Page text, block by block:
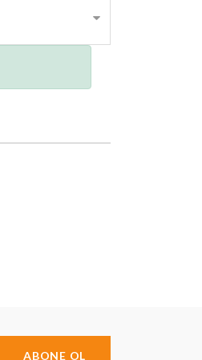
ABONE OL